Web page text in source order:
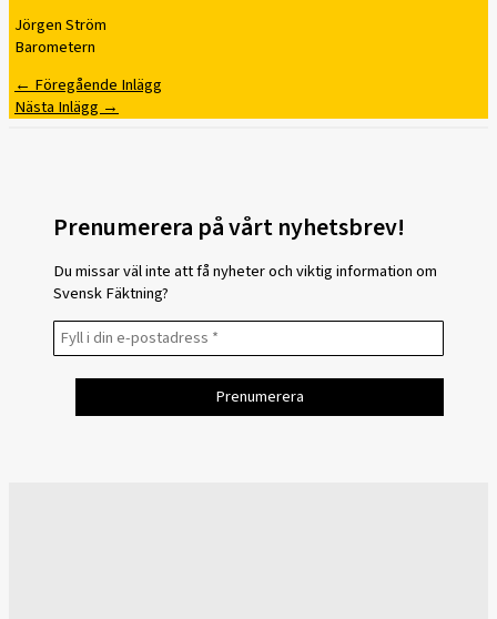
Jörgen Ström
Barometern
← Föregående Inlägg
Nästa Inlägg →
Prenumerera på vårt nyhetsbrev!
Du missar väl inte att få nyheter och viktig information om
Svensk Fäktning?